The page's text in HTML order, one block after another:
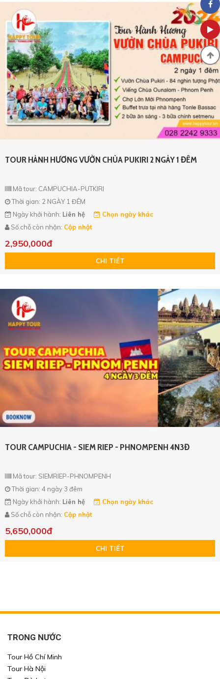
TOUR HÀNH HƯƠNG VƯỜN CHÙA PUKIRI 2 NGÀY 1 ĐÊM
Mã tour: CAMPUCHIA-PUTKIRI
Thời gian: 2 NGÀY 1 ĐÊM
Ngày khởi hành: Liên hệ
Chọn ngày khác
Số chỗ còn nhận: Cập nhật
2,950,000đ
CHI TIẾT
TOUR CAMPUCHIA - SIEM RIEP - PHNOMPENH 4N3Đ
Mã tour: SIEMRIEP-PHNOMPENH
Thời gian: 4 ngày 3 đêm
Ngày khởi hành: Liên hệ
Chọn ngày khác
Số chỗ còn nhận: Cập nhật
5,650,000đ
CHI TIẾT
TRONG NƯỚC
Tour Hồ Chí Minh
Tour Hà Nội